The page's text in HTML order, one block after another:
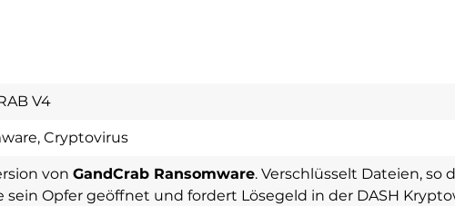
V4
Cryptovirus
von GandCrab Ransomware. Verschlüsselt Dateien, so
sein Opfer geöffnet und fordert Lösegeld in der DASH